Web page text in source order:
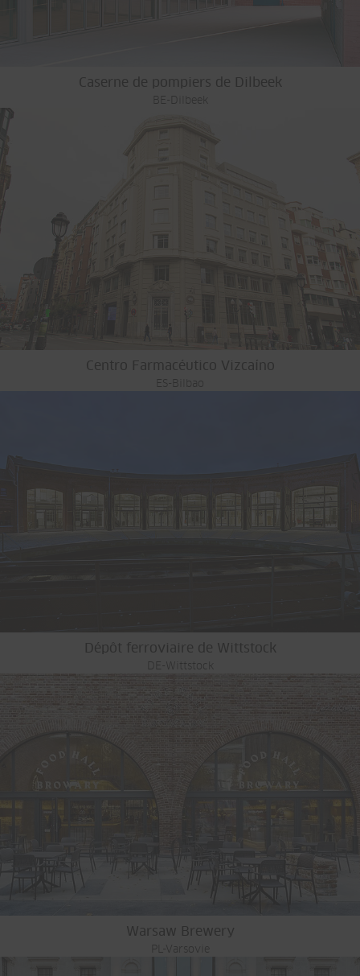
Caserne de pompiers de Dilbeek
BE-Dilbeek
Centro Farmacéutico Vizcaíno
ES-Bilbao
Dépôt ferroviaire de Wittstock
DE-Wittstock
Warsaw Brewery
PL-Varsovie